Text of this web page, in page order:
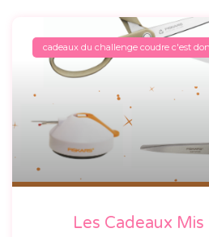
cadeaux du challenge coudre c'est
Les Cadeaux Mis